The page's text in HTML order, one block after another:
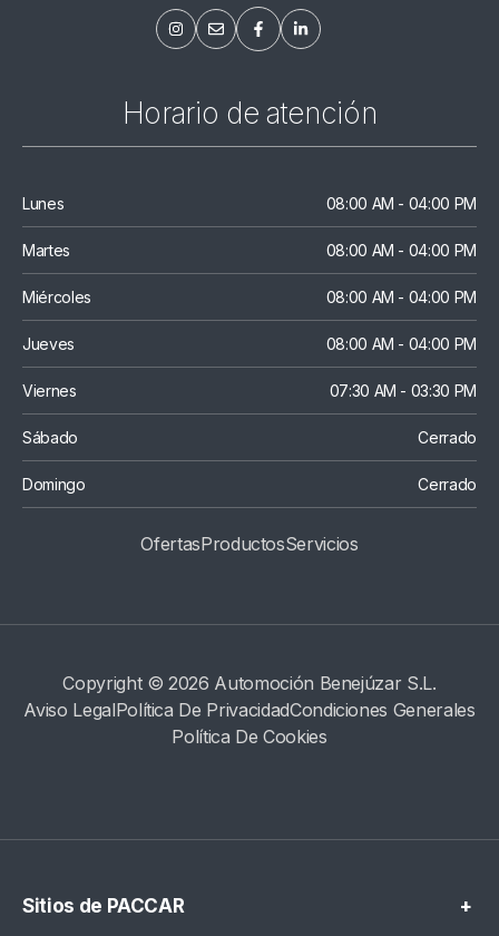
Horario de atención
Lunes 08:00 AM - 04:00 PM
Martes 08:00 AM - 04:00 PM
Miércoles 08:00 AM - 04:00 PM
Jueves 08:00 AM - 04:00 PM
Viernes 07:30 AM - 03:30 PM
Sábado Cerrado
Domingo Cerrado
OfertasProductosSErvicios
Copyright © 2026 Automoción Benejúzar S.L.
Aviso LegalPolítica De PrivacidadCondiciones Generales
Política De Cookies
Sitios de PACCAR +